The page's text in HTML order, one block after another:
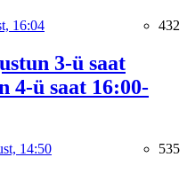
16:04 432
3-ü saat
4-ü saat 16:00-
14:50 535